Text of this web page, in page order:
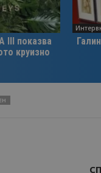
III показва
круизно